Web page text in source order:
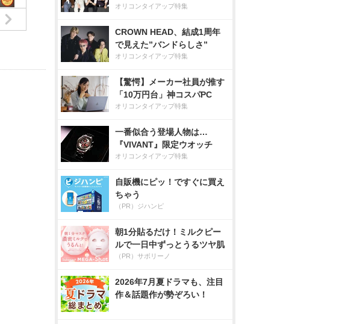
オリコンタイアップ特集
CROWN HEAD、結成1周年
で見えた”バンドらしさ”
オリコンタイアップ特集
【驚愕】メーカー社員が推す
「10万円台」神コスパPC
オリコンタイアップ特集
一番似合う登場人物は…
『VIVANT』限定ウオッチ
オリコンタイアップ特集
自販機にピッ！ですぐに買え
ちゃう
（PR）ジハンピ
朝1分貼るだけ！ミルクピー
ルで一日中ずっとうるツヤ肌
（PR）サボリーノ
2026年7月夏ドラマも、注目
作＆話題作が勢ぞろい！